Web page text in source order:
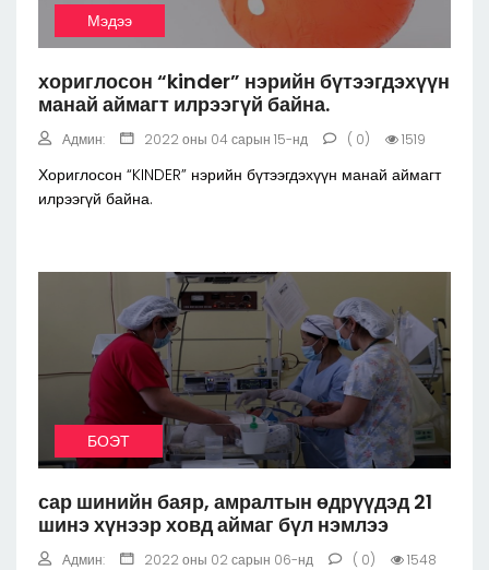
Мэдээ
хориглосон “kinder” нэрийн бүтээгдэхүүн
манай аймагт илрээгүй байна.
Админ: 2022 оны 04 сарын 15-нд ( 0) 1519
Хориглосон “KINDER” нэрийн бүтээгдэхүүн манай аймагт
илрээгүй байна.
БОЭТ
сар шинийн баяр, амралтын өдрүүдэд 21
шинэ хүнээр ховд аймаг бүл нэмлээ
Админ: 2022 оны 02 сарын 06-нд ( 0) 1548